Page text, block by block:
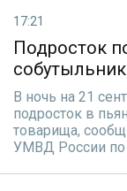
17:21
Подросток
В ночь на 21
подросток в
товарища,
УМВД России по